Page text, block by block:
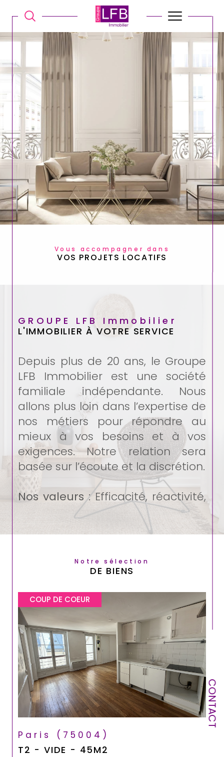
CONTACT
Vous accompagner dans
VOS PROJETS LOCATIFS
GROUPE LFB Immobilier
L'IMMOBILIER À VOTRE SERVICE
Depuis plus de 20 ans, le Groupe
LFB Immobilier est une société
familiale indépendante. Nous
allons plus loin dans l’expertise de
nos métiers pour répondre au
mieux à vos besoins et à vos
exigences. Notre relation sera
basée sur l’écoute et la discrétion.
Nos valeurs: Efficacité, réactivité,
confiance et disponibilité.
vos projets pour les construire
Notre sélection
DE BIENS
COUP DE COEUR
Paris (75004)
T2 - VIDE - 45M2